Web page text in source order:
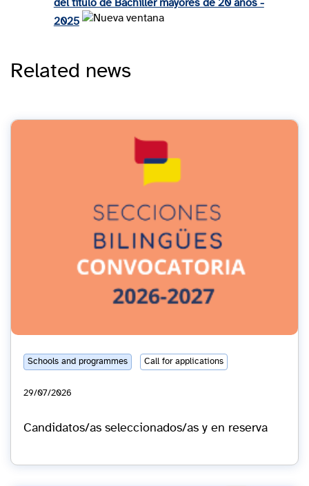
del título de Bachiller mayores de 20 años -
2025
Related news
29/07/2026
Schools and programmes Call for applications
Candidatos/as seleccionados/as y en reserva